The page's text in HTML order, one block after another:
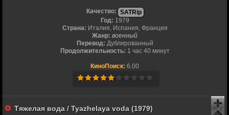
Качество: SATRip
Год: 1979
Страна: Италия, Испания, Франция
Жанр: военный
Перевод: Дублированный
Продолжительность: 1 час 40 минут
КиноПоиск: 6.00
Тяжелая вода / Tyazhelaya voda (1979)